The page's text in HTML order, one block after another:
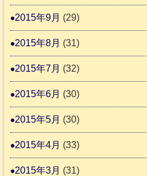
2015年9月 (29)
2015年8月 (31)
2015年7月 (32)
2015年6月 (30)
2015年5月 (30)
2015年4月 (33)
2015年3月 (31)